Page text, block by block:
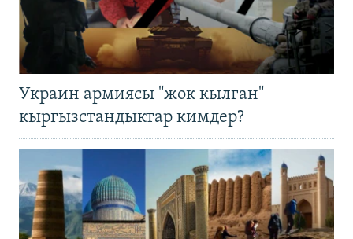
Украин армиясы "жок кылган"
кыргызстандыктар кимдер?